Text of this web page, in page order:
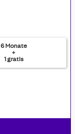
6 Monate
+
1 gratis